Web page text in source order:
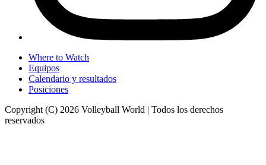
Where to Watch
Equipos
Calendario y resultados
Posiciones
Copyright (C) 2026 Volleyball World | Todos los derechos
reservados